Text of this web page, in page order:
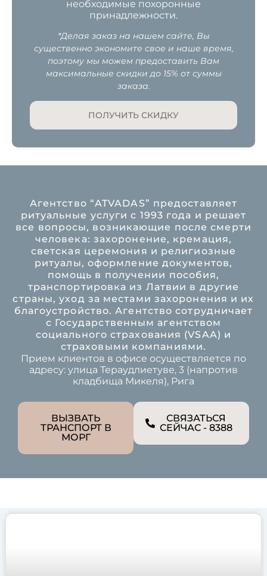
необходимые похоронные
принадлежности.
*Делая заказ на нашем сайте, Вы
существенно экономите свое и наше время,
поэтому мы можем предоставить Вам
максимальные скидки до 15% от суммы
заказа.
ПОЛУЧИТЬ СКИДКУ
Агентство “ATVADAS” предоставляет
ритуальные услуги с 1993 года и решает
все вопросы, возникающие после смерти
человека: захоронение, кремация,
светская церемония и религиозные
ритуалы, оформление документов,
помощь в получении пособия,
транспортировка из Латвии в другие
страны, уход за местами захоронения и их
благоустройство. Агентство сотрудничает
с Государственным агентством
социального страхования (VSAA) и
страховыми компаниями.
Прием клиентов в офисе осуществляется по
адресу: улица Тераудлиетуве, 3 (напротив
кладбища Микеля), Рига
ВЫЗВАТЬ
ТРАНСПОРТ В
МОРГ
СВЯЗАТЬСЯ
СЕЙЧАС - 8388